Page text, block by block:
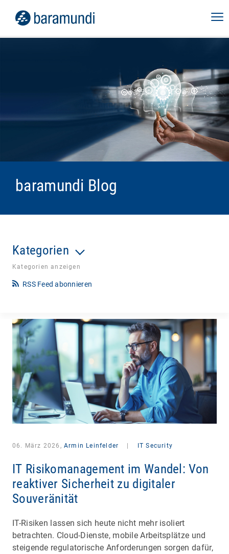
baramundi Blog
Kategorien
Kategorien anzeigen
RSS Feed abonnieren
06. März 2026, Armin Leinfelder IT Security
IT Risikomanagement im Wandel: Von
reaktiver Sicherheit zu digitaler
Souveränität
IT-Risiken lassen sich heute nicht mehr isoliert
betrachten. Cloud-Dienste, mobile Arbeitsplätze und
steigende regulatorische Anforderungen sorgen dafür,